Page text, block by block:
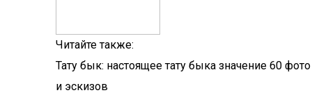
Читайте также:
Тату бык: настоящее тату быка значение 60 фото
и эскизов